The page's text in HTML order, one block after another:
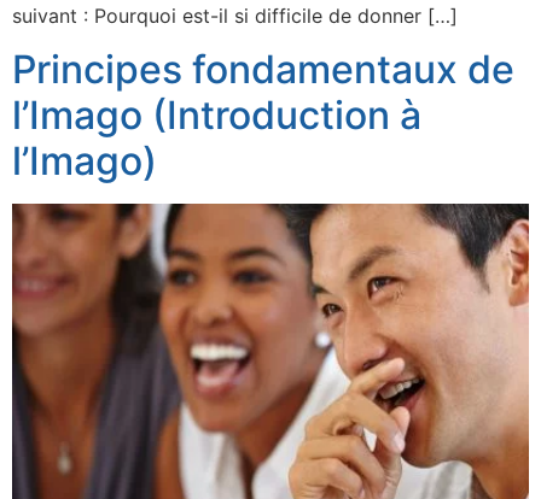
suivant : Pourquoi est-il si difficile de donner […]
Principes fondamentaux de
l’Imago (Introduction à
l’Imago)